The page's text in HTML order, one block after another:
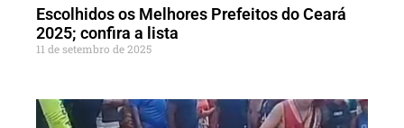
Escolhidos os Melhores Prefeitos do Ceará
2025; confira a lista
11 de setembro de 2025